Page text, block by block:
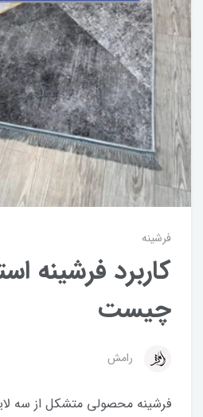
فرشینه
کاربرد فرشینه
چیست
رامش
فرشینه محصولی متشکل از سه